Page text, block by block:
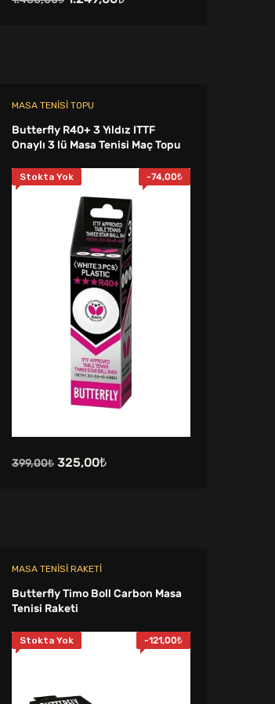
MASA TENISI TOPU
Butterfly R40+ 3 Yıldız ITTF
Onaylı 3 lü Masa Tenisi Maç Topu
Stokta Yok -74,00₺
399,00₺ Orijinal
325,00₺Şu
MASA TENISI RAKETI
Butterfly Timo Boll Carbon Masa
Tenisi Raketi
Stokta Yok -121,00₺